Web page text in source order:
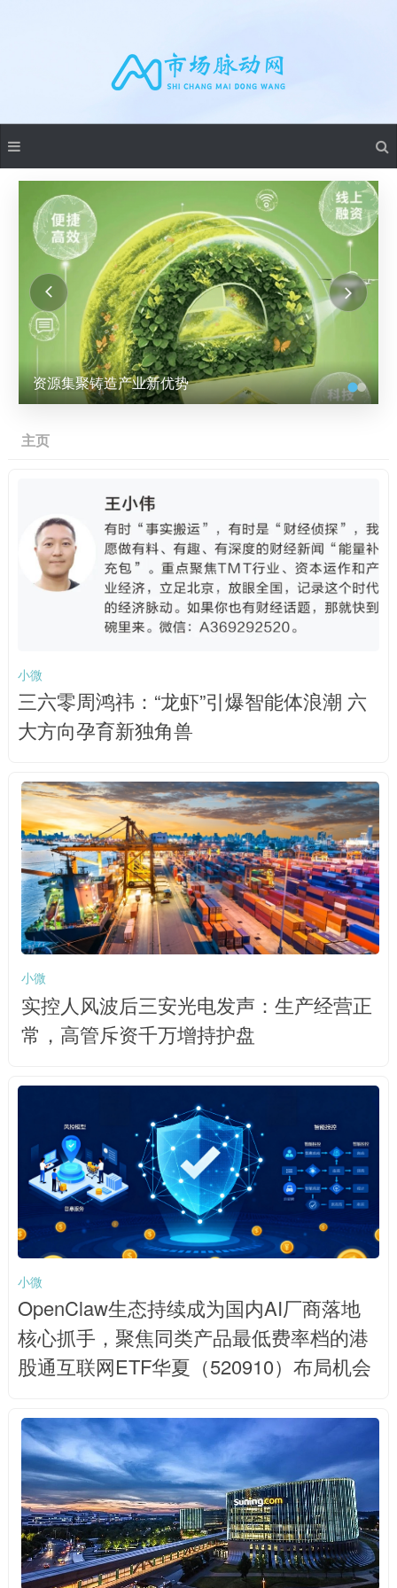
资源集聚铸造产业新优势
主页
小微
三六零周鸿祎：“龙虾”引爆智能体浪潮 六
大方向孕育新独角兽
小微
实控人风波后三安光电发声：生产经营正
常，高管斥资千万增持护盘
小微
OpenClaw生态持续成为国内AI厂商落地
核心抓手，聚焦同类产品最低费率档的港
股通互联网ETF华夏（520910）布局机会